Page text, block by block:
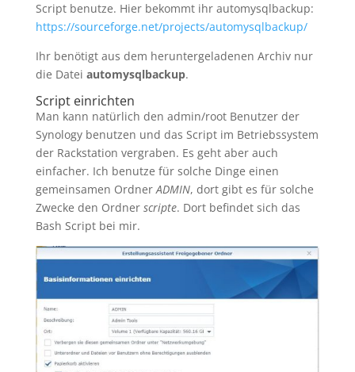
Script benutze. Hier bekommt ihr automysqlbackup:
https://sourceforge.net/projects/automysqlbackup/
Ihr benötigt aus dem heruntergeladenen Archiv nur
die Datei automysqlbackup.
Script einrichten
Man kann natürlich den admin/root Benutzer der
Synology benutzen und das Script im Betriebssystem
der Rackstation vergraben. Es geht aber auch
einfacher. Ich benutze für solche Dinge einen
gemeinsamen OrdnerADMIN, dort gibt es für solche
Zwecke den Ordner scripte. Dort befindet sich das
Bash Script bei mir.